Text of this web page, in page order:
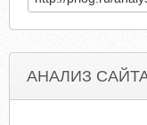
АНАЛИЗ